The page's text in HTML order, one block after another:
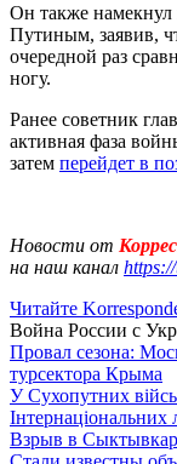
Он также намекнул
Путиным, заявив,
очередной раз
ногу.
Ранее советник
активная фаза
затем перейдет в
Новости от
на наш канал
Читайте
Война России с
Провал сезона:
турсектора Крыма
У Сухопутних
Інтернаціональних
Взрыв в